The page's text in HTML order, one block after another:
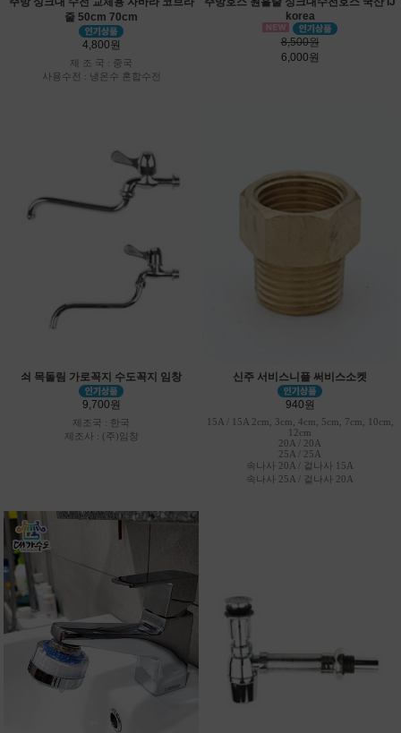
줄 50cm 70cm
4,800원
제 조 국 : 중국
사용수전 : 냉온수 혼합수전
korea
8,500원
6,000원
쇠 목돌림 가로꼭지 수도꼭지 임창
9,700원
제조국 : 한국
제조사 : (주)임창
신주 서비스니플 써비스소켓
940원
15A / 15A 2cm, 3cm, 4cm, 5cm, 7cm, 10cm,
12cm
20A / 20A
25A / 25A
속나사 20A / 겉나사 15A
속나사 25A / 겉나사 20A